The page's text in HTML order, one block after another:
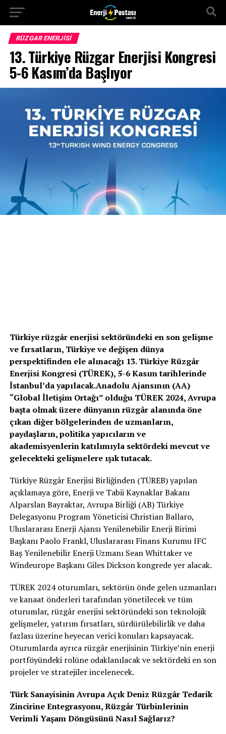
RÜZGAR ENERJISI
13. Türkiye Rüzgar Enerjisi Kongresi
5-6 Kasım’da Başlıyor
Türkiye rüzgâr enerjisi sektöründeki en son gelişme
ve fırsatların, Türkiye ve değişen dünya
perspektifinden ele alınacağı 13. Türkiye Rüzgâr
Enerjisi Kongresi (TÜREK), 5-6 Kasım tarihlerinde
İstanbul’da yapılacak.Anadolu Ajansının (AA)
“Global İletişim Ortağı” olduğu TÜREK 2024, Avrupa
başta olmak üzere dünyanın rüzgâr alanında öne
çıkan diğer bölgelerinden de uzmanların,
paydaşların, politika yapıcıların ve
akademisyenlerin katılımıyla sektördeki mevcut ve
gelecekteki gelişmelere ışık tutacak.
Türkiye Rüzgâr Enerjisi Birliğinden (TÜREB) yapılan
açıklamaya göre, Enerji ve Tabii Kaynaklar Bakanı
Alparslan Bayraktar, Avrupa Birliği (AB) Türkiye
Delegasyonu Program Yöneticisi Christian Ballaro,
Uluslararası Enerji Ajansı Yenilenebilir Enerji Birimi
Başkanı Paolo Frankl, Uluslararası Finans Kurumu IFC
Baş Yenilenebilir Enerji Uzmanı Sean Whittaker ve
Windeurope Başkanı Giles Dickson kongrede yer alacak.
TÜREK 2024 oturumları, sektörün önde gelen uzmanları
ve kanaat önderleri tarafından yönetilecek ve tüm
oturumlar, rüzgâr enerjisi sektöründeki son teknolojik
gelişmeler, yatırım fırsatları, sürdürülebilirlik ve daha
fazlası üzerine heyecan verici konuları kapsayacak.
Oturumlarda ayrıca rüzgâr enerjisinin Türkiye’nin enerji
portföyündeki rolüne odaklanılacak ve sektördeki en son
projeler ve stratejiler incelenecek.
Türk Sanayisinin Avrupa Açık Deniz Rüzgâr Tedarik
Zincirine Entegrasyonu, Rüzgâr Türbinlerinin
Verimli Yaşam Döngüsünü Nasıl Sağlarız?